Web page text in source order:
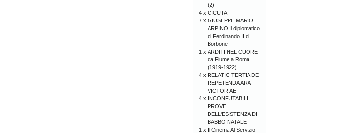
(2)
4 x CICUTA
7 x GIUSEPPE MARIO
ARPINO Il diplomatico
di Ferdinando II di
Borbone
1 x ARDITI NEL CUORE
da Fiume a Roma
(1919-1922)
4 x RELATIO TERTIA DE
REPETENDA ARA
VICTORIAE
4 x INCONFUTABILI
PROVE
DELL'ESISTENZA DI
BABBO NATALE
1 x Il Cinema Al Servizio